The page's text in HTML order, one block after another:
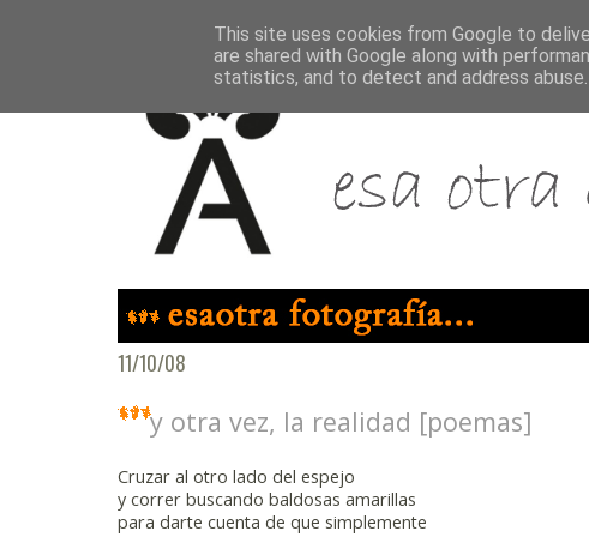
11/10/08
y otra vez, la realidad [poemas]
Cruzar al otro lado del espejo
y correr buscando baldosas amarillas
para darte cuenta de que simplemente
This site uses cookies from Google to
are shared with Google along with
statistics, and to detect and address abuse.